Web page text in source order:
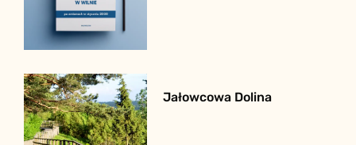
Jałowcowa Dolina